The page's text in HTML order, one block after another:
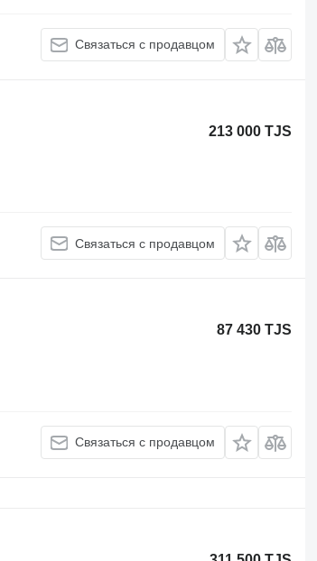
Связаться с продавцом
213 000 TJS
Связаться с продавцом
87 430 TJS
Связаться с продавцом